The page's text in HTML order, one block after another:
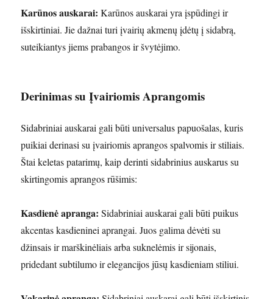
Karūnos auskarai: Karūnos auskarai yra įspūdingi ir
išskirtiniai. Jie dažnai turi įvairių akmenų įdėtų į sidabrą,
suteikiantys jiems prabangos ir švytėjimo.
Derinimas su Įvairiomis Aprangomis
Sidabriniai auskarai gali būti universalus papuošalas, kuris
puikiai derinasi su įvairiomis aprangos spalvomis ir stiliais.
Štai keletas patarimų, kaip derinti sidabrinius auskarus su
skirtingomis aprangos rūšimis:
Kasdienė apranga: Sidabriniai auskarai gali būti puikus
akcentas kasdieninei aprangai. Juos galima dėvėti su
džinsais ir marškinėliais arba suknelėmis ir sijonais,
pridedant subtilumo ir elegancijos jūsų kasdieniam stiliui.